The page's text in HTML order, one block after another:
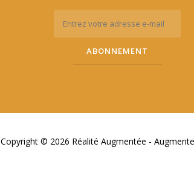
Copyright © 2026 Réalité Augmentée -